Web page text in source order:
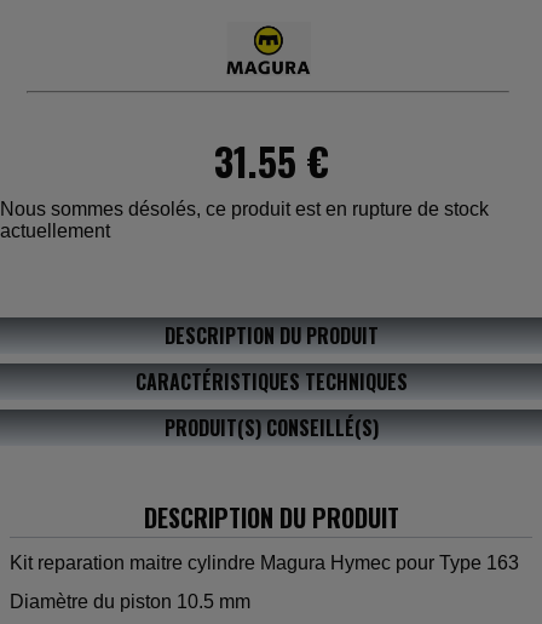
31.55 €
Nous sommes désolés, ce produit est en rupture de stock
actuellement
DESCRIPTION DU PRODUIT
CARACTÉRISTIQUES TECHNIQUES
PRODUIT(S) CONSEILLÉ(S)
DESCRIPTION DU PRODUIT
Kit reparation maitre cylindre Magura Hymec pour Type 163
Diamètre du piston 10.5 mm